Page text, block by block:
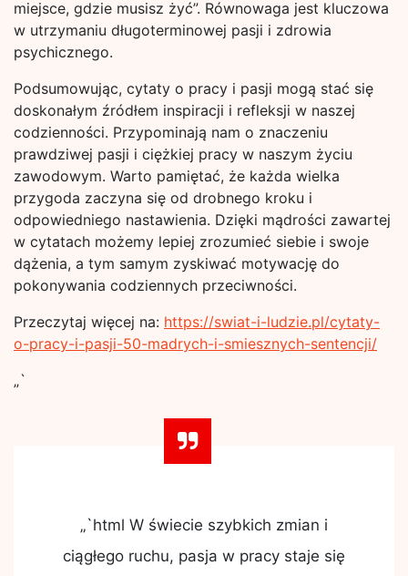
miejsce, gdzie musisz żyć”. Równowaga jest kluczowa
w utrzymaniu długoterminowej pasji i zdrowia
psychicznego.
Podsumowując, cytaty o pracy i pasji mogą stać się
doskonałym źródłem inspiracji i refleksji w naszej
codzienności. Przypominają nam o znaczeniu
prawdziwej pasji i ciężkiej pracy w naszym życiu
zawodowym. Warto pamiętać, że każda wielka
przygoda zaczyna się od drobnego kroku i
odpowiedniego nastawienia. Dzięki mądrości zawartej
w cytatach możemy lepiej zrozumieć siebie i swoje
dążenia, a tym samym zyskiwać motywację do
pokonywania codziennych przeciwności.
Przeczytaj więcej na: https://swiat-i-ludzie.pl/cytaty-
o-pracy-i-pasji-50-madrych-i-smiesznych-sentencji/
„`
„`html W świecie szybkich zmian i
ciągłego ruchu, pasja w pracy staje się